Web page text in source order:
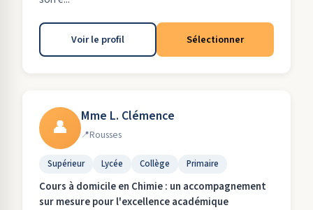
Voir le profil Sélectionner
👤 Mme L. Clémence
Rousses
Supérieur Lycée Collège Primaire
Cours à domicile en Chimie : un accompagnement
sur mesure pour l'excellence académique